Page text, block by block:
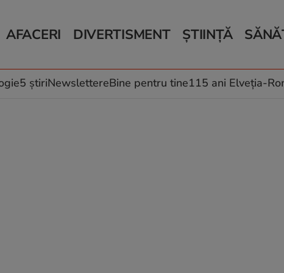
AFACERI
Auto
Locuri de muncă
DIVERTISMENT
Horoscop
Muzică și Filme
ȘTIINȚĂ
Schimbări climatice
Relații
Rețete
5 știriNewslettereBine pentru tine115 ani Elveția-